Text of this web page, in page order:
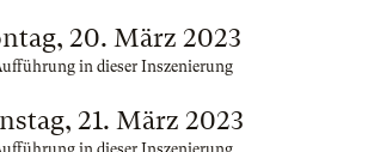
20. März 2023
in dieser Inszenierung
21. März 2023